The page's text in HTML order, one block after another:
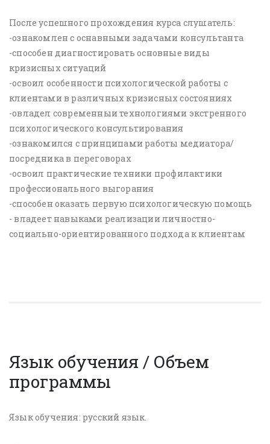
После успешного прохождения курса слушатель:
-ознакомлен с оснавными задачами консультанта
-способен диагностировать основные виды
кризисных ситуаций
-освоил особенности психологической работы с
клиентами в различных кризисных состояниях
-овладел современныи технологиями экстренного
психологического консультирования
-ознакомился с принципами работы медиатора/
посредника в переговорах
-освоил практические техники профилактики
профессионального выгорания
-способен оказать первую психологическую помощь
- владеет навыками реализации личностно-
социально-ориентированного подхода к клиентам
Язык обучения / Объем
программы
Язык обучения: русский язык.